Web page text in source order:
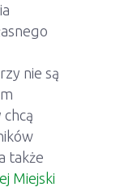
nie są
także
Miejski